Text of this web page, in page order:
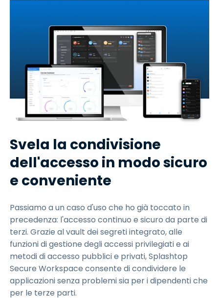
Svela la condivisione
dell'accesso in modo sicuro
e conveniente
Passiamo a un caso d'uso che ho già toccato in
precedenza: l'accesso continuo e sicuro da parte di
terzi. Grazie al vault dei segreti integrato, alle
funzioni di gestione degli accessi privilegiati e ai
metodi di accesso pubblici e privati, Splashtop
Secure Workspace consente di condividere le
applicazioni senza problemi sia per i dipendenti che
per le terze parti.